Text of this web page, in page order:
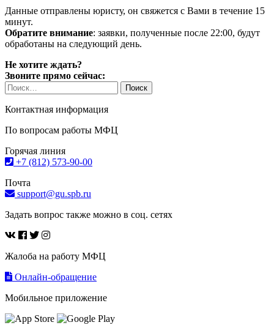
Данные отправлены юристу, он свяжется с Вами в течение 15
минут.
Обратите внимание: заявки, полученные после 22:00, будут
обработаны на следующий день.
Не хотите ждать?
Звоните прямо сейчас:
Найти:
Контактная информация
По вопросам работы МФЦ
Горячая линия
+7 (812) 573-90-00
Почта
support@gu.spb.ru
Задать вопрос также можно в соц. сетях
Жалоба на работу МФЦ
Онлайн-обращение
Мобильное приложение